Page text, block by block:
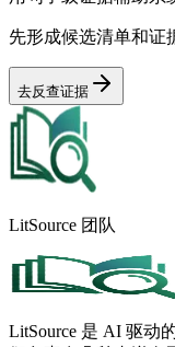
先形成候选清单和证
去反查证据
LitSource 团队
LitSource 是 AI 驱动